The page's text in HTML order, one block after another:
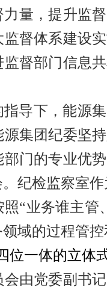
量，提升监
督体系建设
督部门信息
导下，能源
集团纪委坚
门的专业优
纪检监察室
“业务谁主
域的过程管
位一体的立体
党委副书记